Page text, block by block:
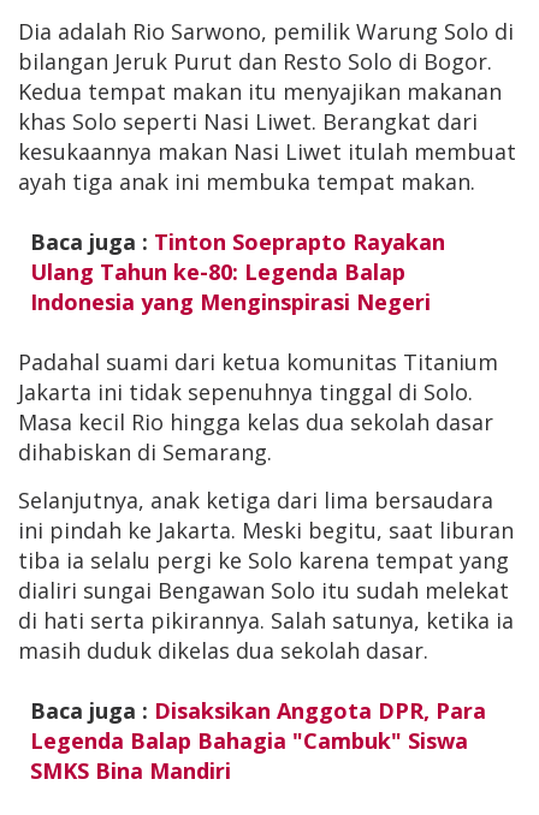
Dia adalah Rio Sarwono, pemilik Warung Solo di
bilangan Jeruk Purut dan Resto Solo di Bogor.
Kedua tempat makan itu menyajikan makanan
khas Solo seperti Nasi Liwet. Berangkat dari
kesukaannya makan Nasi Liwet itulah membuat
ayah tiga anak ini membuka tempat makan.
Baca juga : Tinton Soeprapto Rayakan
Ulang Tahun ke-80: Legenda Balap
Indonesia yang Menginspirasi Negeri
Padahal suami dari ketua komunitas Titanium
Jakarta ini tidak sepenuhnya tinggal di Solo.
Masa kecil Rio hingga kelas dua sekolah dasar
dihabiskan di Semarang.
Selanjutnya, anak ketiga dari lima bersaudara
ini pindah ke Jakarta. Meski begitu, saat liburan
tiba ia selalu pergi ke Solo karena tempat yang
dialiri sungai Bengawan Solo itu sudah melekat
di hati serta pikirannya. Salah satunya, ketika ia
masih duduk dikelas dua sekolah dasar.
Baca juga : Disaksikan Anggota DPR, Para
Legenda Balap Bahagia "Cambuk" Siswa
SMKS Bina Mandiri